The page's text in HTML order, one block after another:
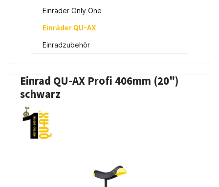
Einräder Only One
Einräder QU-AX
Einradzubehör
Einrad QU-AX Profi 406mm (20")
schwarz